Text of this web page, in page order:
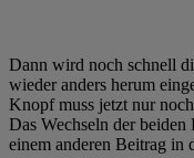
Dann wird noch schnell
wieder anders herum
Knopf muss jetzt nur
Das Wechseln der
einem anderen Beitrag in